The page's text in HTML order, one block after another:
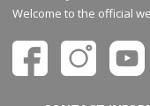
Welcome to the official